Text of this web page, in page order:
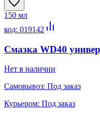
150 мл
код: 019142
Смазка WD40
Нет в наличии
Самовывоз: Под заказ
Курьером: Под заказ